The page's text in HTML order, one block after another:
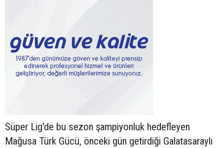
Süper Lig'de bu sezon şampiyonluk hedefleyen
Mağusa Türk Gücü, önceki gün getirdiği Galatasaraylı